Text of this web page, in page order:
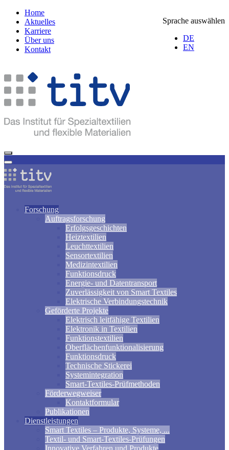
Sprache auswählen
DE
EN
Home
Aktuelles
Karriere
Über uns
Kontakt
Forschung
Auftragsforschung
Erfolgsgeschichten
Heiztextilien
Leuchttextilien
Sensortextilien
Medizintextilien
Funktionsdruck
Energie- und Datentransport
Zuverlässigkeit von Smart Textiles
Elektrische Verbindungstechnik
Geförderte Projekte
Elektrisch leitfähige Textilien
Elektronik in Textilien
Funktionstextilien
Oberflächenfunktionalisierung
Funktionsdruck
Technische Stickerei
Systemintegration
Smart-Textiles-Prüfmethoden
Förderwegweiser
Kontaktformular
Publikationen
Dienstleistungen
Smart Textiles – Produkte, Systeme, ...
Textil- und Smart-Textiles-Prüfungen
Innovative Verfahren und Produkte